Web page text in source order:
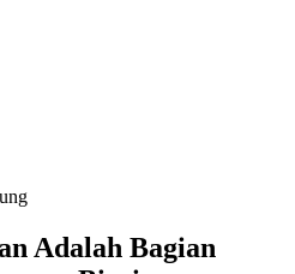
Adalah Bagian